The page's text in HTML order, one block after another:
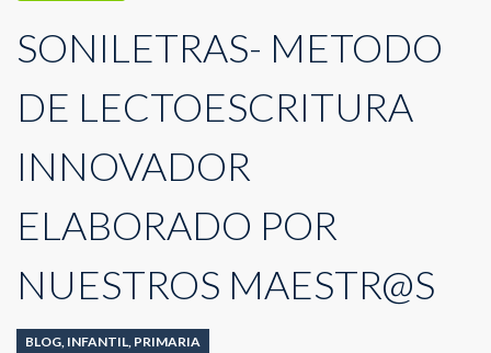
SONILETRAS- MÉTODO
DE LECTOESCRITURA
INNOVADOR
ELABORADO POR
NUESTROS MAESTR@S
BLOG, INFANTIL, PRIMARIA